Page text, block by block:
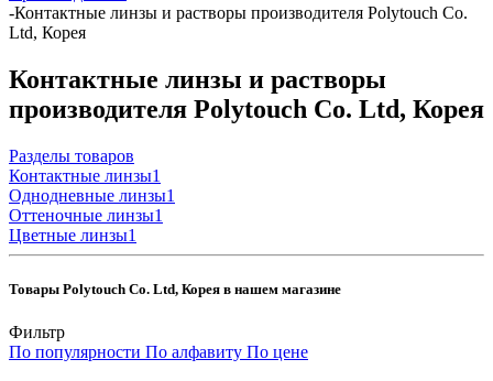
-Контактные линзы и растворы производителя Polytouch Co.
Ltd, Корея
Контактные линзы и растворы
производителя Polytouch Co. Ltd, Корея
Разделы товаров
Контактные линзы1
Однодневные линзы1
Оттеночные линзы1
Цветные линзы1
Товары Polytouch Co. Ltd, Корея в нашем магазине
Фильтр
По популярности По алфавиту По цене